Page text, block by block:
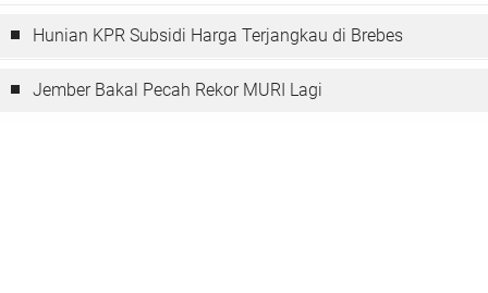
Hunian KPR Subsidi Harga Terjangkau di Brebes
Jember Bakal Pecah Rekor MURI Lagi